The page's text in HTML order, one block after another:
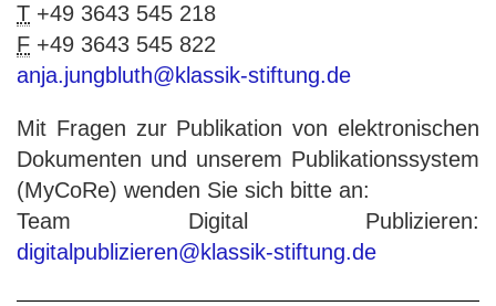
T +49 3643 545 218
F +49 3643 545 822
anja.jungbluth@klassik-stiftung.de
Mit Fragen zur Publikation von elektronischen
Dokumenten und unserem Publikationssystem
(MyCoRe) wenden Sie sich bitte an:
Team Digital Publizieren:
digitalpublizieren@klassik-stiftung.de